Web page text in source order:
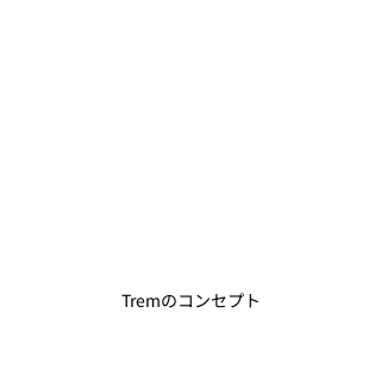
Tremのコンセプト